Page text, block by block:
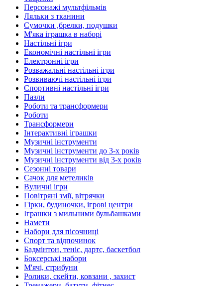
Персонажі мультфільмів
Ляльки з тканини
Сумочки ,брелки, подушки
М'яка іграшка в наборі
Настільні ігри
Економічні настільні ігри
Електронні ігри
Розважальні настільні ігри
Розвиваючі настільні ігри
Спортивні настільні ігри
Пазли
Роботи та трансформери
Роботи
Трансформери
Інтерактивні іграшки
Музичні інструменти
Музичні інструменти до 3-х років
Музичні інструменти від 3-х років
Сезонні товари
Сачок для метеликів
Вуличні ігри
Повітряні змії, вітрячки
Гірки, будиночки, ігрові центри
Іграшки з мильними бульбашками
Намети
Набори для пісочниці
Спорт та відпочинок
Бадмінтон, теніс, дартс, баскетбол
Боксерські набори
М'ячі, стрибуни
Ролики, скейти, ковзани , захист